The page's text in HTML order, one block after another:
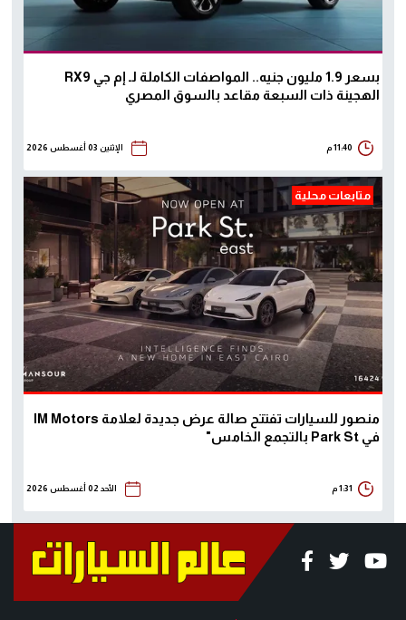
بسعر 1.9 مليون جنيه.. المواصفات الكاملة لـ إم جي RX9
الهجينة ذات السبعة مقاعد بالسوق المصري
11:40 م الإثنين 03 أغسطس 2026
متابعات محلية
منصور للسيارات تفتتح صالة عرض جديدة لعلامة IM Motors
في Park St بالتجمع الخامس"
1:31 م الأحد 02 أغسطس 2026